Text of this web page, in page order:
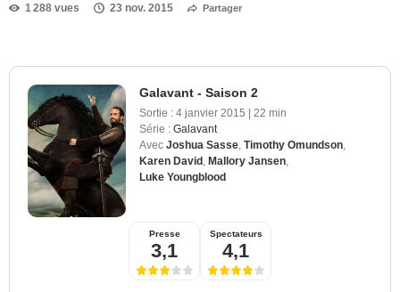
1 288 vues 23 nov. 2015 Partager
Galavant - Saison 2
Sortie : 4 janvier 2015 | 22 min
Série : Galavant
Avec Joshua Sasse Timothy Omundson
Karen David Mallory Jansen
Luke Youngblood
Presse
3,1
Spectateurs
4,1